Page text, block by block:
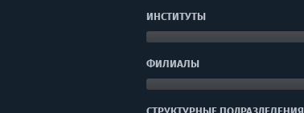
ИНСТИТУТЫ
ФИЛИАЛЫ